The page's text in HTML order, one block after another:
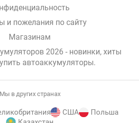
и пожелания по сайту
Магазинам
2026 - новинки, хиты
автоаккумуляторы.
Мы в других странах
США
Польша